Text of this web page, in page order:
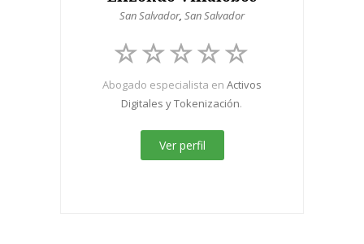
San Salvador, San Salvador
Abogado especialista en Activos
Digitales y Tokenización.
Ver perfil